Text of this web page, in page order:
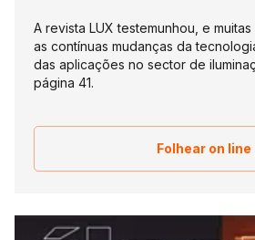
A revista LUX testemunhou, e
as contínuas mudanças da
das aplicações no sector de
página 41.
Folhear on line